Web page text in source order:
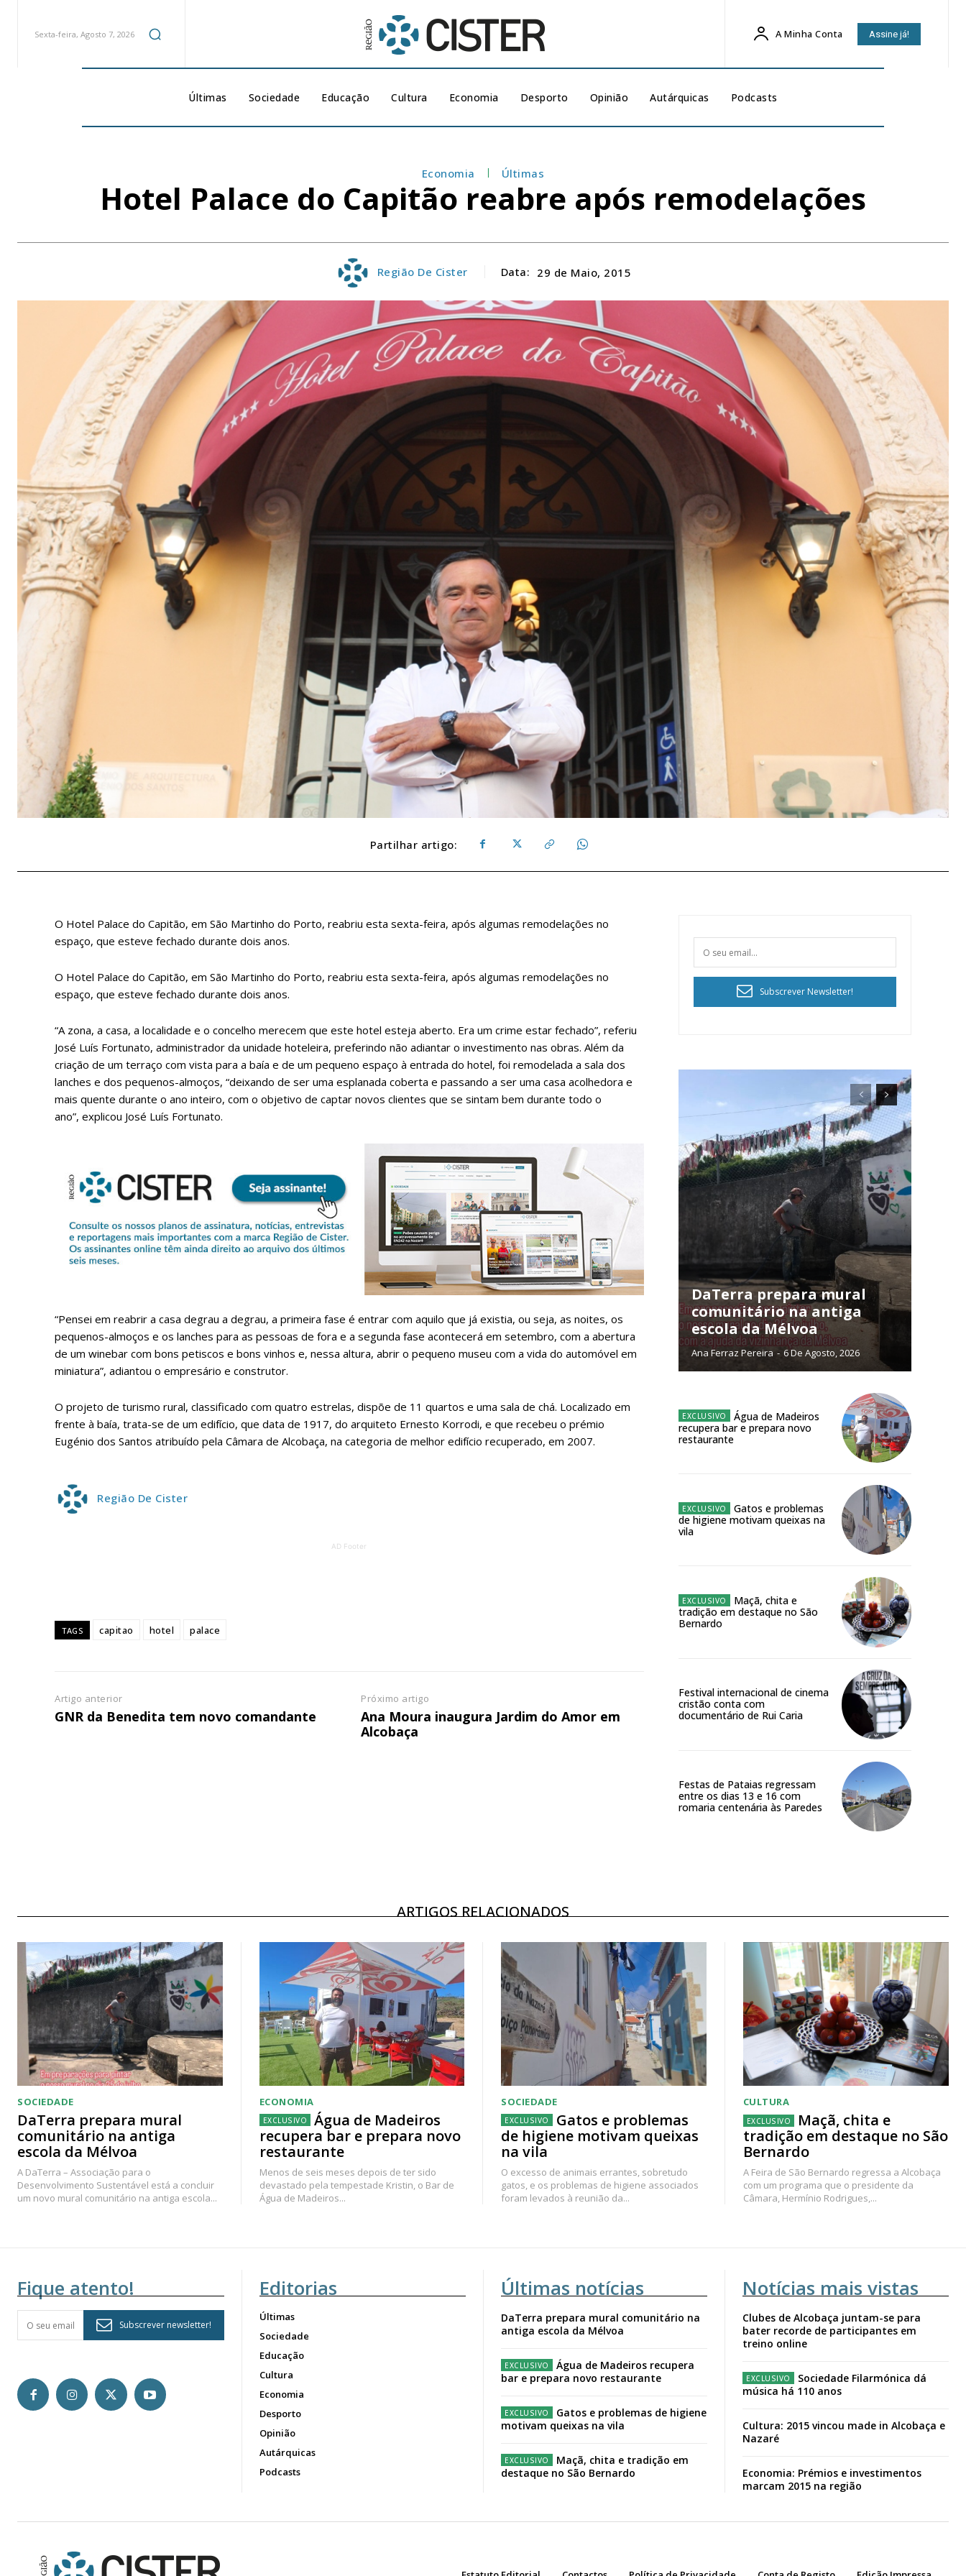
Planos de Assinatura
Faça-se assinante do Região de Cister e ajude-nos a manter este serviço público!
Sendo assinante terá acesso a todos os conteúdos exclusivos e versões digitais.
Escolha o plano de assinatura desejado:
ASSINATURA
32€
12 meses
Edição em papel entregue à Quinta-feira
em sua casa
Acesso ao conteúdo online
Escolha o plano
ASSINATURA
DIGITAL ANUAL
16
12 meses
Acesso ao conteúdo online
Acesso aos conteúdos Exclusivos para
assinantes
Sexta-feira, Agosto 7, 2026 A Minha Conta Assine já!
Últimas Sociedade Educação Cultura Economia Desporto Opinião Autárquicas Podcasts
Economia Últimas
Hotel Palace do Capitão reabre após remodelações
Região De Cister Data: 29 de Maio, 2015
Partilhar artigo:
O Hotel Palace do Capitão, em São Martinho do Porto, reabriu esta sexta-feira, após algumas remodelações no
espaço, que esteve fechado durante dois anos.
O Hotel Palace do Capitão, em São Martinho do Porto, reabriu esta sexta-feira, após algumas remodelações no
espaço, que esteve fechado durante dois anos.
“A zona, a casa, a localidade e o concelho merecem que este hotel esteja aberto. Era um crime estar fechado”, referiu
José Luís Fortunato, administrador da unidade hoteleira, preferindo não adiantar o investimento nas obras. Além da
criação de um terraço com vista para a baía e de um pequeno espaço à entrada do hotel, foi remodelada a sala dos
lanches e dos pequenos-almoços, “deixando de ser uma esplanada coberta e passando a ser uma casa acolhedora e
mais quente durante o ano inteiro, com o objetivo de captar novos clientes que se sintam bem durante todo o
ano”, explicou José Luís Fortunato.
“Pensei em reabrir a casa degrau a degrau, a primeira fase é entrar com aquilo que já existia, ou seja, as noites, os
pequenos-almoços e os lanches para as pessoas de fora e a segunda fase acontecerá em setembro, com a abertura
de um winebar com bons petiscos e bons vinhos e, nessa altura, abrir o pequeno museu com a vida do automóvel em
miniatura”, adiantou o empresário e construtor.
O projeto de turismo rural, classificado com quatro estrelas, dispõe de 11 quartos e uma sala de chá. Localizado em
frente à baía, trata-se de um edifício, que data de 1917, do arquiteto Ernesto Korrodi, e que recebeu o prémio
Eugénio dos Santos atribuído pela Câmara de Alcobaça, na categoria de melhor edifício recuperado, em 2007.
Região De Cister
AD Footer
TAGS capitao hotel palace
Artigo anterior
GNR da Benedita tem novo comandante
Próximo artigo
Ana Moura inaugura Jardim do Amor em
Alcobaça
Subscrever Newsletter!
DaTerra prepara mural
comunitário na antiga
escola da Mélvoa
Ana Ferraz Pereira - 6 De Agosto, 2026
Água de Madeiros
recupera bar e prepara novo
restaurante
Gatos e problemas
de higiene motivam queixas na
vila
Maçã, chita e
tradição em destaque no São
Bernardo
Festival internacional de cinema
cristão conta com
documentário de Rui Caria
Festas de Pataias regressam
entre os dias 13 e 16 com
romaria centenária às Paredes
ARTIGOS RELACIONADOS
SOCIEDADE
DaTerra prepara mural
comunitário na antiga
escola da Mélvoa
A DaTerra – Associação para o
Desenvolvimento Sustentável está a concluir
um novo mural comunitário na antiga escola...
ECONOMIA
Água de Madeiros
recupera bar e prepara novo
restaurante
Menos de seis meses depois de ter sido
devastado pela tempestade Kristin, o Bar de
Água de Madeiros...
SOCIEDADE
Gatos e problemas
de higiene motivam queixas
na vila
O excesso de animais errantes, sobretudo
gatos, e os problemas de higiene associados
foram levados à reunião da...
CULTURA
Maçã, chita e
tradição em destaque no São
Bernardo
A Feira de São Bernardo regressa a Alcobaça
com um programa que o presidente da
Câmara, Hermínio Rodrigues,...
Fique atento!
Subscrever newsletter!
Editorias
Últimas
Sociedade
Educação
Cultura
Economia
Desporto
Opinião
Autárquicas
Podcasts
Últimas notícias
DaTerra prepara mural comunitário na
antiga escola da Mélvoa
Água de Madeiros recupera
bar e prepara novo restaurante
Gatos e problemas de higiene
motivam queixas na vila
Maçã, chita e tradição em
destaque no São Bernardo
Notícias mais vistas
Clubes de Alcobaça juntam-se para
bater recorde de participantes em
treino online
Sociedade Filarmónica dá
música há 110 anos
Cultura: 2015 vincou made in Alcobaça e
Nazaré
Economia: Prémios e investimentos
marcam 2015 na região